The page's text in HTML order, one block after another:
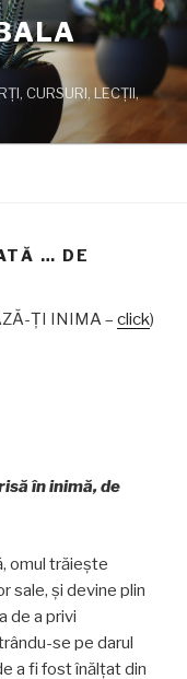
CURSURI, LECŢII,
… DE
ŢI INIMA – click)
în inimă, de
omul trăieşte
sale, şi devine plin
de a privi
se pe darul
a fi fost înălţat din